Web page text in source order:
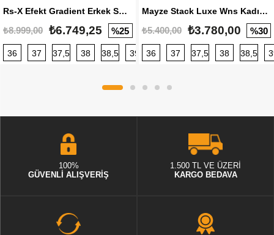
Rs-X Efekt Gradient Erkek Sneaker
₺8.999,00 ₺6.749,25 %25
36 37 37,5 38 38,5 39 40 40,5 41 42 42,5
Mayze Stack Luxe Wns Kadın Sneaker
₺5.400,00 ₺3.780,00 %30
36 37 37,5 38 38,5
100%
GÜVENLİ ALIŞVERİŞ
1.500 TL VE ÜZERİ
KARGO BEDAVA